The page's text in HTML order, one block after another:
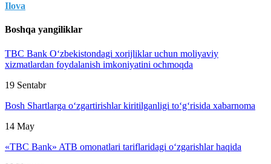
Ilova
Boshqa yangiliklar
TBC Bank O‘zbekistondagi xorijliklar uchun moliyaviy
xizmatlardan foydalanish imkoniyatini ochmoqda
19 Sentabr
Bosh Shartlarga o‘zgartirishlar kiritilganligi to‘g‘risida xabarnoma
14 May
«TBC Bank» ATB omonatlari tariflaridagi o‘zgarishlar haqida